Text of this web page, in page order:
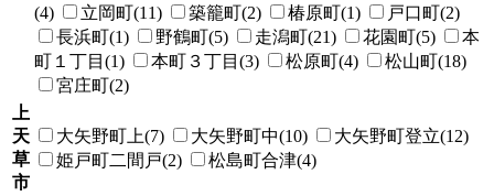
(4)
立岡町(11) 築籠町(2) 椿原町(1)
戸口町(2)
長浜町(1)
野鶴町(5) 走潟町(21) 花園町(5)
本
町１丁目(1)
本町３丁目(3) 松原町(4)
松山町(18)
宮庄町(2)
上
天
草
市
大矢野町上(7) 大矢野町中(10)
大矢野町登立(12)
姫戸町二間戸(2)
松島町合津(4)